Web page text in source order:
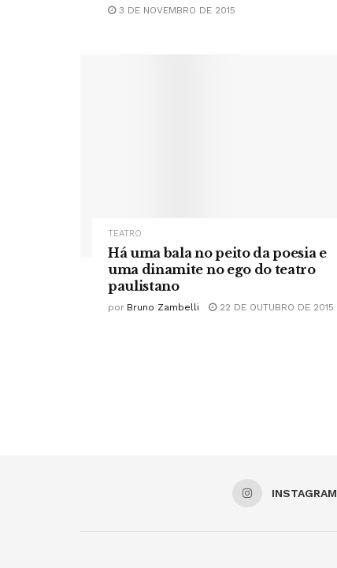
3 DE NOVEMBRO DE 2015
TEATRO
Há uma bala no peito da poesia e
uma dinamite no ego do teatro
paulistano
por Bruno Zambelli 22 DE OUTUBRO DE 2015
INSTAGRAM